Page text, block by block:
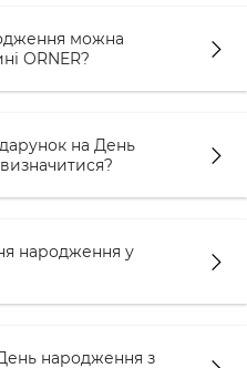
варіант
зберегти
життя та спогади про
подарунок
готувати. Книга
житті. Крім того,
рецептів зі своїми
можна
ORNER?
на День
народження у
народження з